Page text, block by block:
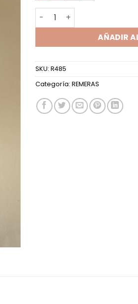
REM ML PRINCESA V
AÑADIR
SKU: R485
Categoría: REMERAS